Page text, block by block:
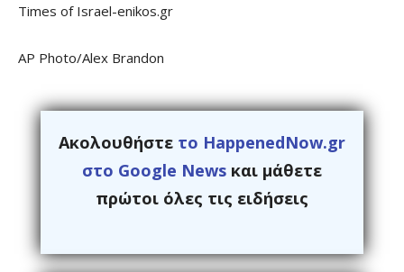
Times of Israel-enikos.gr
AP Photo/Alex Brandon
Ακολουθήστε το HappenedNow.gr
στο Google News και μάθετε
πρώτοι όλες τις ειδήσεις